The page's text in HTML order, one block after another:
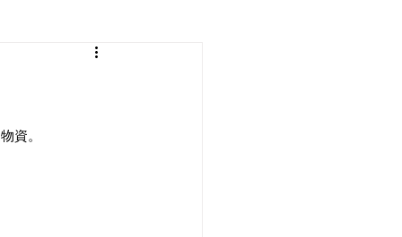
圓桌會議
會
資。